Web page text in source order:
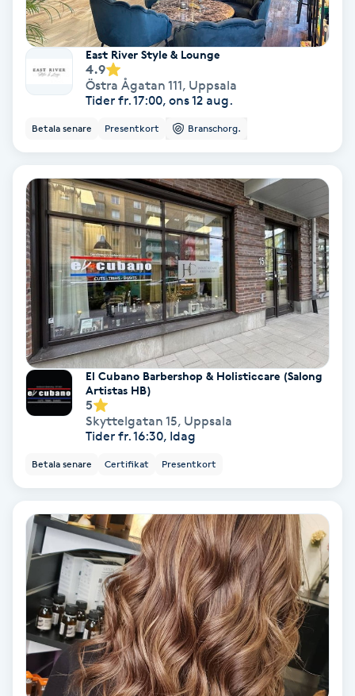
Koppningsmassage
Kosmetisk tatuering
Kroppspeeling
Käkledsbehandling
Kärlbehandling
Laserbehandling
Lashlift Keratin
Liktornar
LPG
LPG-behandling
LPG-massage
Luggklippning
East River Style & Lounge
4.9
Östra Ågatan 111, Uppsala
Tider fr. 17:00, ons 12 aug.
Betala senare Presentkort Branschorg.
El Cubano Barbershop & Holisticcare (Salong
Artistas HB)
5
Skyttelgatan 15, Uppsala
Tider fr. 16:30, Idag
Betala senare Certifikat Presentkort